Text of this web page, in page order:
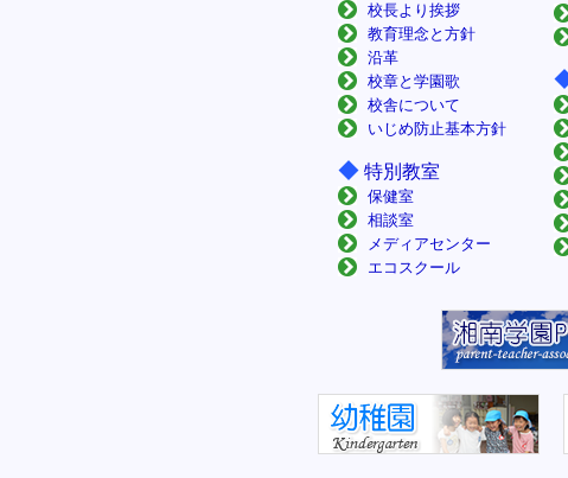
校長より挨拶
教育理念と方針
沿革
校章と学園歌
校舎について
いじめ防止基本方針
◆ 特別教室
保健室
相談室
メディアセンター
エコスクール